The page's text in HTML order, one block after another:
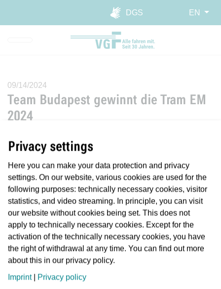
Skip to main navigation
Skip to main content
Report website barrier
DGS
EN
09/14/2024
Team Budapest gewinnt die Tram EM
2024
Spannender Wettbewerb vor vielen Zuschauern am
Willy-Brandt-Platz.
Mit einem Sieg des Teams aus Budapest ist am Samstag,
14. September 2024, die 11. Straßenbahn-
Europameisterschaft in Frankfurt zu Ende gegangen.
Durch einen starken zweiten Durchgang konnten die
Ungarn mit 3.850 Punkte das nach Umlauf 1 noch
führende Team aus Brüssel (3.800 Punkte) abfangen. Platz
3 ging mit 3.100 Punkten an Krakau. Das Frankfurter Team
belegte mit 2.100 Punkten Rang 16.
26 Zweier-Teams aus 21 europäischen Nationen waren
Privacy settings
Here you can make your data protection and privacy
settings. On our website, various cookies are used for the
following purposes: technically necessary cookies, visitor
statistics, and video streaming. In principle, you can visit
our website without cookies being set. This does not
apply to technically necessary cookies. Except for the
activation of the technically necessary cookies, you have
the right of withdrawal at any time. You can find out more
about this in our privacy policy.
Imprint| Privacy policy